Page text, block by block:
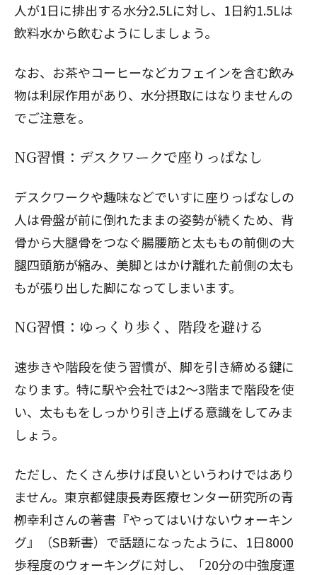
人が1日に排出する水分2.5Lに対し、1日約1.5Lは
飲料水から飲むようにしましょう。
なお、お茶やコーヒーなどカフェインを含む飲み
物は利尿作用があり、水分摂取にはなりませんの
でご注意を。
NG習慣：デスクワークで座りっぱなし
デスクワークや趣味などでいすに座りっぱなしの
人は骨盤が前に倒れたままの姿勢が続くため、背
骨から大腿骨をつなぐ腸腰筋と太ももの前側の大
腿四頭筋が縮み、美脚とはかけ離れた前側の太も
もが張り出した脚になってしまいます。
NG習慣：ゆっくり歩く、階段を避ける
速歩きや階段を使う習慣が、脚を引き締める鍵に
なります。特に駅や会社では2～3階まで階段を使
い、太ももをしっかり引き上げる意識をしてみま
しょう。
ただし、たくさん歩けば良いというわけではあり
ません。東京都健康長寿医療センター研究所の青
栁幸利さんの著書『やってはいけないウォーキン
グ』（SB新書）で話題になったように、1日8000
歩程度のウォーキングに対し、「20分の中強度運